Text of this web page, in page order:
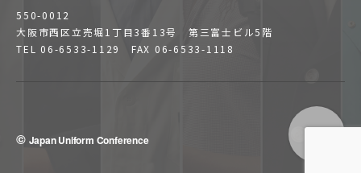
550-0012
大阪市西区立売堀1丁目3番13号 第三富士ビル5階
TEL 06-6533-1129 FAX 06-6533-1118
© Japan Uniform Conference